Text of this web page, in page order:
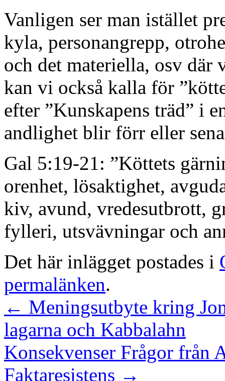
Vanligen ser man istället
kyla, personangrepp,
och det materiella, osv
kan vi också kalla för
efter ”Kunskapens träd” i
andlighet blir förr eller
Gal 5:19-21: ”Köttets
orenhet, lösaktighet,
kiv, avund, vredesutbrott,
fylleri, utsvävningar och
Det här inlägget postades i
permalänken.
← Meningsutbyte kring
lagarna och Kabbalahn
Konsekvenser Frågor från
Faktaresistens →